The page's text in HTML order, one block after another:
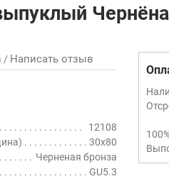
/ Написать отзыв
12108
30x80
Черненая бронза
GU5.3